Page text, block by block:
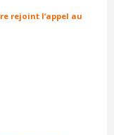
rejoint l’appel au